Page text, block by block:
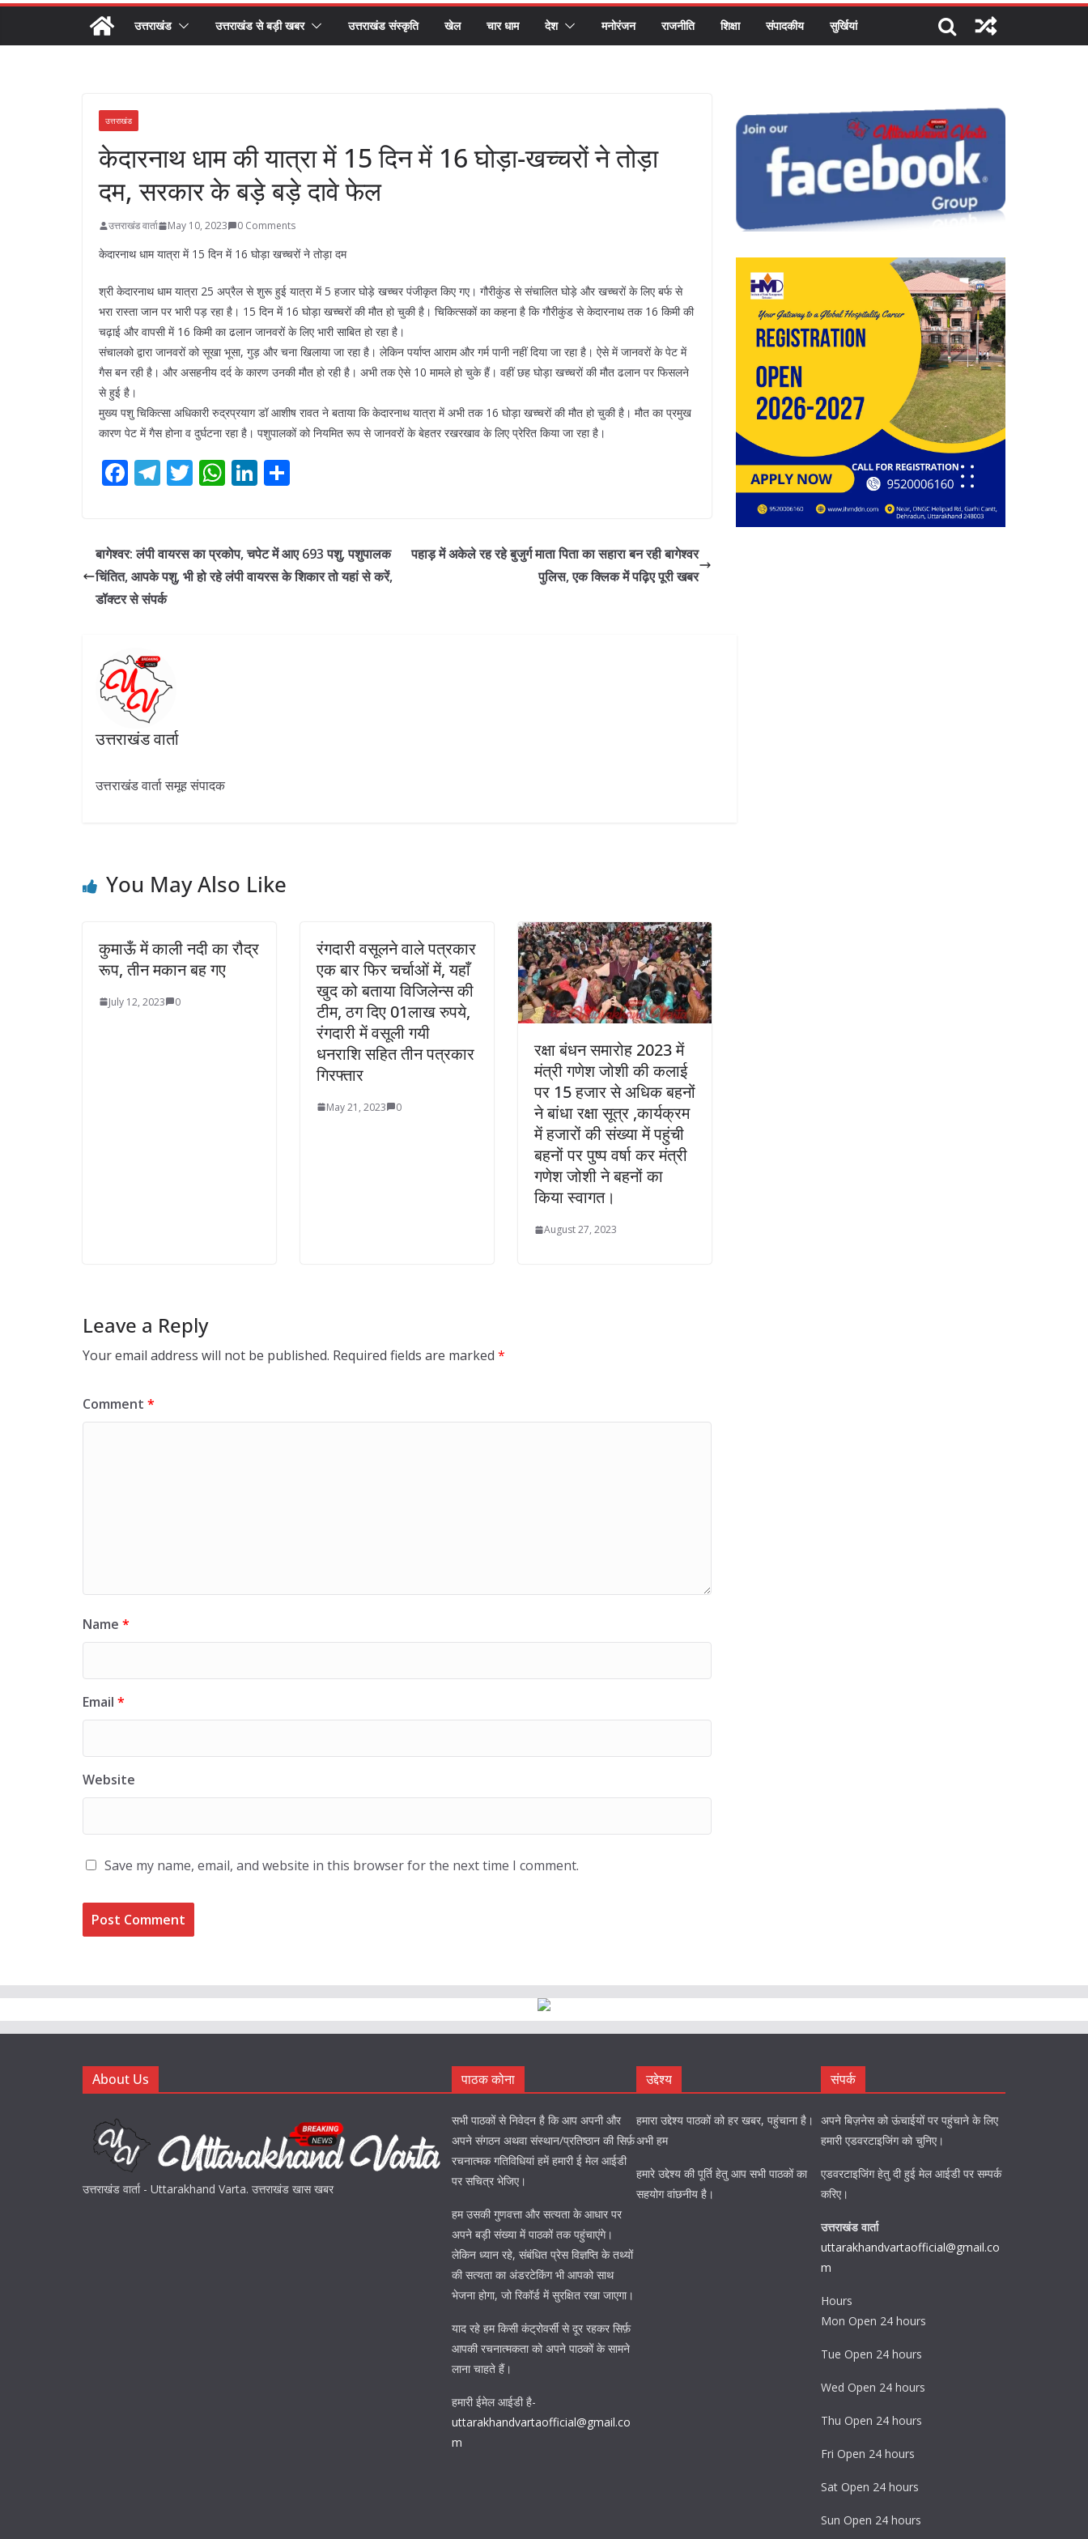
उत्तराखंड उत्तराखंड से बड़ी खबर उत्तराखंड संस्कृति खेल चार धाम देश मनोरंजन राजनीति शिक्षा संपादकीय सुर्खियां
उत्तराखंड
केदारनाथ धाम की यात्रा में 15 दिन में 16 घोड़ा-खच्चरों ने तोड़ा
दम, सरकार के बड़े बड़े दावे फेल
उत्तराखंड वार्ता May 10, 2023 0 Comments
केदारनाथ धाम यात्रा में 15 दिन में 16 घोड़ा खच्चरों ने तोड़ा दम
श्री केदारनाथ धाम यात्रा 25 अप्रैल से शुरू हुई यात्रा में 5 हजार घोड़े खच्चर पंजीकृत किए गए। गौरीकुंड से संचालित घोड़े और खच्चरों के लिए बर्फ से
भरा रास्ता जान पर भारी पड़ रहा है। 15 दिन में 16 घोड़ा खच्चरों की मौत हो चुकी है। चिकित्सकों का कहना है कि गौरीकुंड से केदारनाथ तक 16 किमी की
चढ़ाई और वापसी में 16 किमी का ढलान जानवरों के लिए भारी साबित हो रहा है।
संचालको द्वारा जानवरों को सूखा भूसा, गुड़ और चना खिलाया जा रहा है। लेकिन पर्याप्त आराम और गर्म पानी नहीं दिया जा रहा है। ऐसे में जानवरों के पेट में
गैस बन रही है। और असहनीय दर्द के कारण उनकी मौत हो रही है। अभी तक ऐसे 10 मामले हो चुके हैं। वहीं छह घोड़ा खच्चरों की मौत ढलान पर फिसलने
से हुई है।
मुख्य पशु चिकित्सा अधिकारी रुद्रप्रयाग डॉ आशीष रावत ने बताया कि केदारनाथ यात्रा में अभी तक 16 घोड़ा खच्चरों की मौत हो चुकी है। मौत का प्रमुख
कारण पेट में गैस होना व दुर्घटना रहा है। पशुपालकों को नियमित रूप से जानवरों के बेहतर रखरखाव के लिए प्रेरित किया जा रहा है।
F
b
o
o
T
gr
a
m
T
er
W
s
A
Li
e
dI
e
बागेश्वर: लंपी वायरस का प्रकोप, चपेट में आए 693 पशु, पशुपालक
चिंतित, आपके पशु, भी हो रहे लंपी वायरस के शिकार तो यहां से करें,
डॉक्टर से संपर्क
पहाड़ में अकेले रह रहे बुजुर्ग माता पिता का सहारा बन रही बागेश्वर
पुलिस, एक क्लिक में पढ़िए पूरी खबर
उत्तराखंड वार्ता
उत्तराखंड वार्ता समूह संपादक
You May Also Like
कुमाऊँ में काली नदी का रौद्र
रूप, तीन मकान बह गए
July 12, 2023 0
रंगदारी वसूलने वाले पत्रकार
एक बार फिर चर्चाओं में, यहाँ
खुद को बताया विजिलेन्स की
टीम, ठग दिए 01लाख रुपये,
रंगदारी में वसूली गयी
धनराशि सहित तीन पत्रकार
गिरफ्तार
May 21, 2023 0
रक्षा बंधन समारोह 2023 में
मंत्री गणेश जोशी की कलाई
पर 15 हजार से अधिक बहनों
ने बांधा रक्षा सूत्र ,कार्यक्रम
में हजारों की संख्या में पहुंची
बहनों पर पुष्प वर्षा कर मंत्री
गणेश जोशी ने बहनों का
किया स्वागत।
August 27, 2023
Leave a Reply
Your email address will not be published. Required fields are marked *
Comment *
Name *
Email *
Website
Save my name, email, and website in this browser for the next time I comment.
About Us
उत्तराखंड वार्ता - Uttarakhand Varta. उत्तराखंड खास खबर
पाठक कोना
सभी पाठकों से निवेदन है कि आप अपनी और
अपने संगठन अथवा संस्थान/प्रतिष्ठान की सिर्फ़
रचनात्मक गतिविधियां हमें हमारी ई मेल आईडी
पर सचित्र भेजिए।
हम उसकी गुणवत्ता और सत्यता के आधार पर
अपने बड़ी संख्या में पाठकों तक पहुंचाएंगे।
लेकिन ध्यान रहे, संबंधित प्रेस विज्ञप्ति के तथ्यों
की सत्यता का अंडरटेकिंग भी आपको साथ
भेजना होगा, जो रिकॉर्ड में सुरक्षित रखा जाएगा।
याद रहे हम किसी कंट्रोवर्सी से दूर रहकर सिर्फ़
आपकी रचनात्मकता को अपने पाठकों के सामने
लाना चाहते हैं।
हमारी ईमेल आईडी है-
uttarakhandvartaofficial@gmail.co
m
उद्देश्य
हमारा उद्देश्य पाठकों को हर खबर, पहुंचाना है।
अभी हम
हमारे उद्देश्य की पूर्ति हेतु आप सभी पाठकों का
सहयोग वांछनीय है।
संपर्क
अपने बिज़नेस को ऊंचाईयों पर पहुंचाने के लिए
हमारी एडवरटाइजिंग को चुनिए।
एडवरटाइजिंग हेतु दी हुई मेल आईडी पर सम्पर्क
करिए।
उत्तराखंड वार्ता
uttarakhandvartaofficial@gmail.co
m
Hours
Mon Open 24 hours
Tue Open 24 hours
Wed Open 24 hours
Thu Open 24 hours
Fri Open 24 hours
Sat Open 24 hours
Sun Open 24 hours